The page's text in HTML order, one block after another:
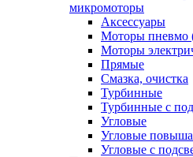
микромоторы
Аксессуары
Моторы пневмо
Моторы
Прямые
Смазка, очистка
Турбинные
Турбинные с
Угловые
Угловые
Угловые с